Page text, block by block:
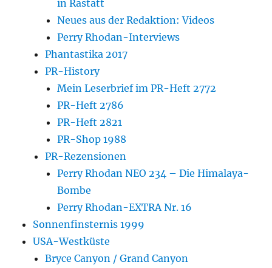
in Rastatt
Neues aus der Redaktion: Videos
Perry Rhodan-Interviews
Phantastika 2017
PR-History
Mein Leserbrief im PR-Heft 2772
PR-Heft 2786
PR-Heft 2821
PR-Shop 1988
PR-Rezensionen
Perry Rhodan NEO 234 – Die Himalaya-
Bombe
Perry Rhodan-EXTRA Nr. 16
Sonnenfinsternis 1999
USA-Westküste
Bryce Canyon / Grand Canyon